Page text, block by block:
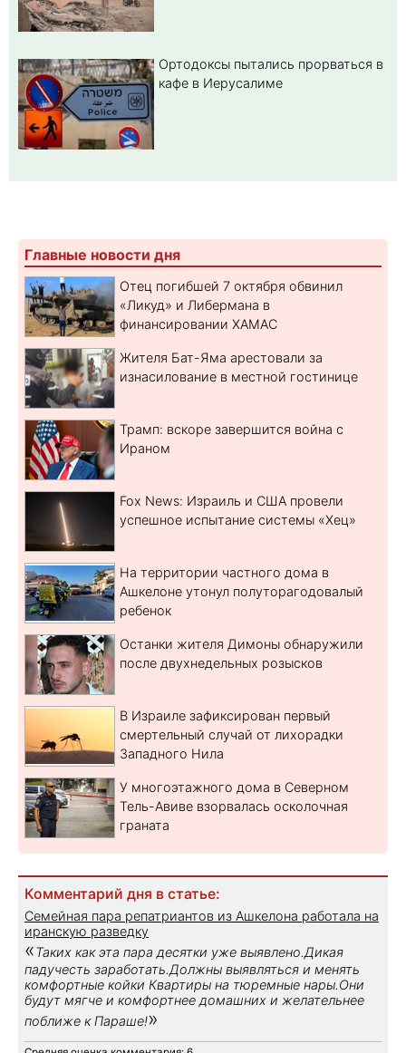
Ортодоксы пытались прорваться в
кафе в Иерусалиме
Главные новости дня
Отец погибшей 7 октября обвинил
«Ликуд» и Либермана в
финансировании ХАМАС
Жителя Бат-Яма арестовали за
изнасилование в местной гостинице
Трамп: вскоре завершится война с
Ираном
Fox News: Израиль и США провели
успешное испытание системы «Хец»
На территории частного дома в
Ашкелоне утонул полуторагодовалый
ребенок
Останки жителя Димоны обнаружили
после двухнедельных розысков
В Израиле зафиксирован первый
смертельный случай от лихорадки
Западного Нила
У многоэтажного дома в Северном
Тель-Авиве взорвалась осколочная
граната
Комментарий дня в статье:
Семейная пара репатриантов из Ашкелона работала на
иранскую разведку
«Таких как эта пара десятки уже выявлено.Дикая
падучесть заработать.Должны выявляться и менять
комфортные койки Квартиры на тюремные нары.Они
будут мягче и комфортнее домашних и желательнее
поближе к Параше!»